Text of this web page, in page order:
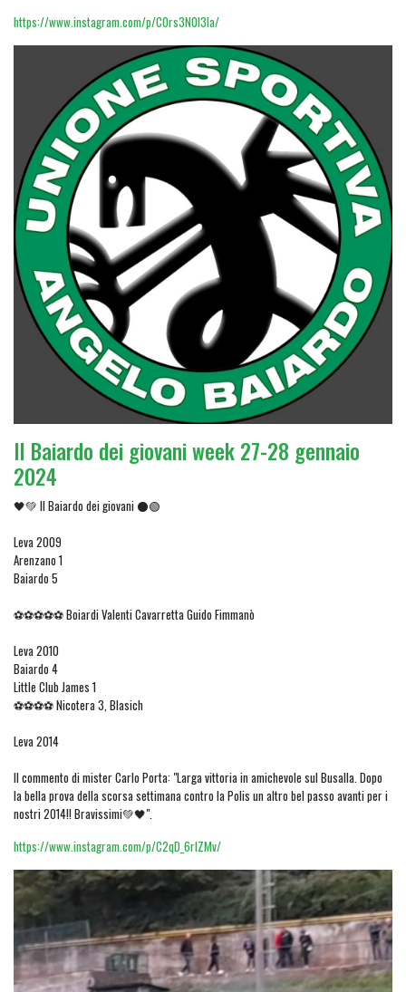
https://www.instagram.com/p/C0rs3N0I3la/
Il Baiardo dei giovani week 27-28 gennaio
2024
🖤💚 Il Baiardo dei giovani ⚫🟢
Leva 2009
Arenzano 1
Baiardo 5
⚽⚽⚽⚽⚽ Boiardi Valenti Cavarretta Guido Fimmanò
Leva 2010
Baiardo 4
Little Club James 1
⚽⚽⚽⚽ Nicotera 3, Blasich
Leva 2014
Il commento di mister Carlo Porta: "Larga vittoria in amichevole sul Busalla. Dopo
la bella prova della scorsa settimana contro la Polis un altro bel passo avanti per i
nostri 2014!! Bravissimi💚🖤".
https://www.instagram.com/p/C2qD_6rIZMv/